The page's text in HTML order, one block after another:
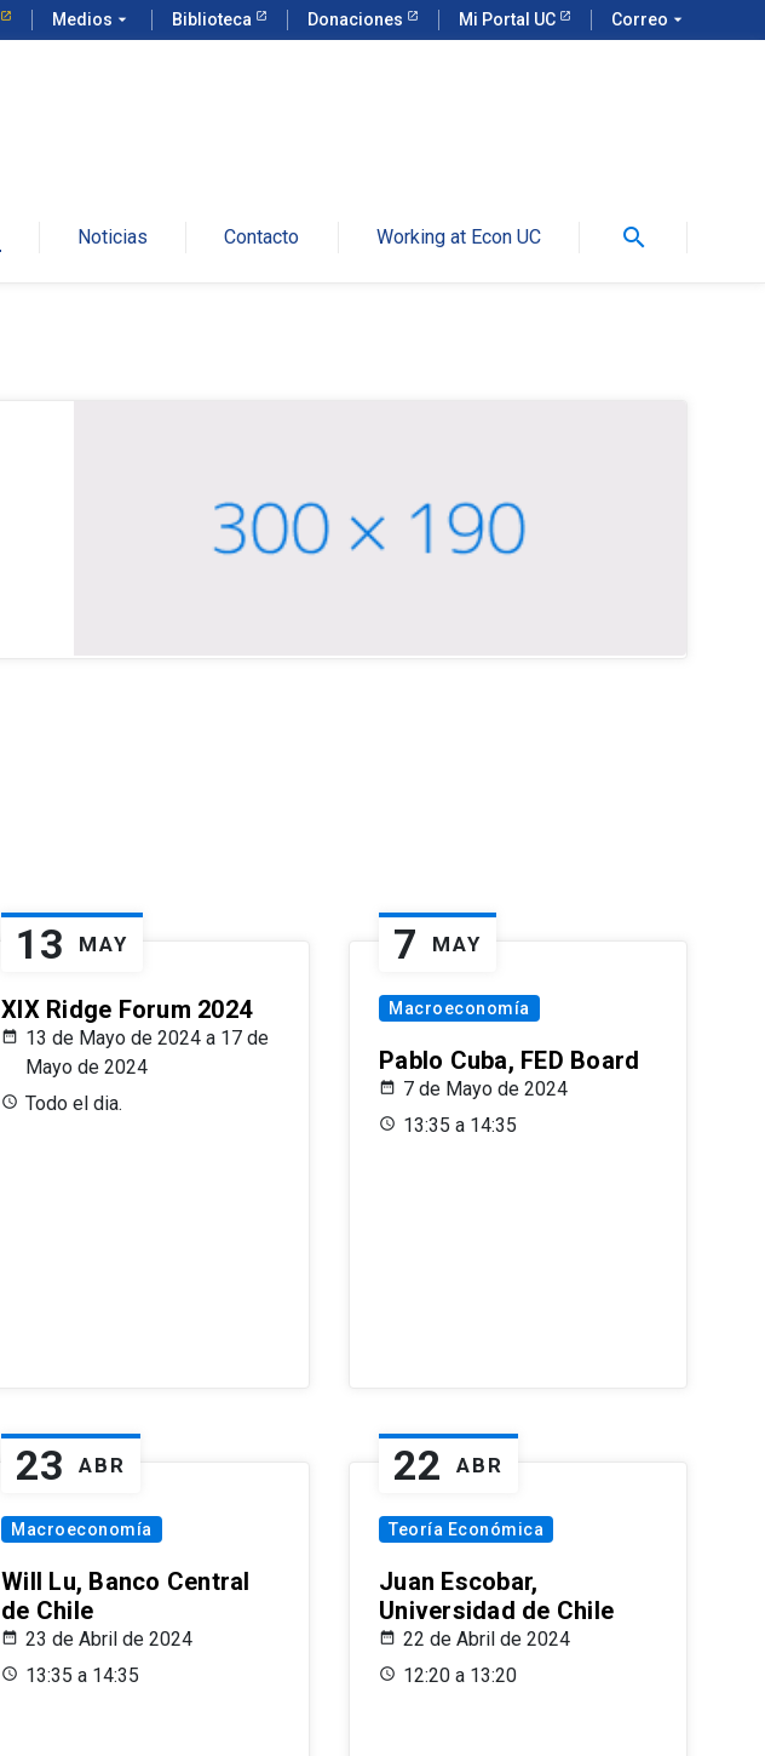
Medios arrow_drop_down Biblioteca Donaciones Mi Portal UC Correo arrow_drop_down
Noticias Contacto Working at Econ UC search
13 MAY
XIX Ridge Forum 2024
13 de Mayo de 2024 a 17 de
Mayo de 2024
Todo el dia.
7 MAY
Macroeconomía
Pablo Cuba, FED Board
7 de Mayo de 2024
13:35 a 14:35
23 ABR
Macroeconomía
Will Lu, Banco Central
de Chile
23 de Abril de 2024
13:35 a 14:35
22 ABR
Teoría Económica
Juan Escobar,
Universidad de Chile
22 de Abril de 2024
12:20 a 13:20